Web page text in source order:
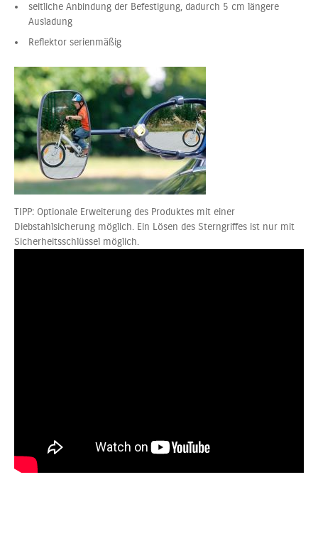
seitliche Anbindung der Befestigung, dadurch 5 cm längere
Ausladung
Reflektor serienmäßig
TIPP: Optionale Erweiterung des Produktes mit einer
Diebstahlsicherung möglich. Ein Lösen des Sterngriffes ist nur mit
Sicherheitsschlüssel möglich.